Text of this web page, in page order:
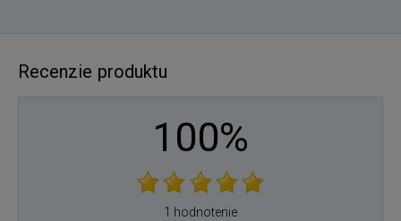
Recenzie produktu
100%
1 hodnotenie